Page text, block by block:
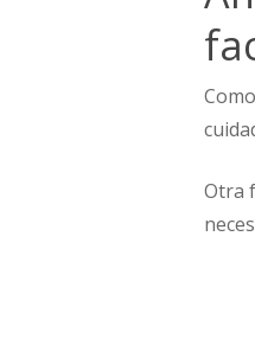
Otra